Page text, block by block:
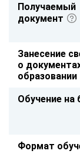
Получаемый
документ
Занесение
о
образовании
Обучение на
Формат